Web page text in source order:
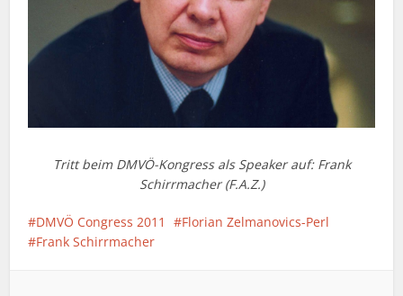
Tritt beim DMVÖ-Kongress als Speaker auf: Frank
Schirrmacher (F.A.Z.)
DMVÖ Congress 2011
Florian Zelmanovics-Perl
Frank Schirrmacher